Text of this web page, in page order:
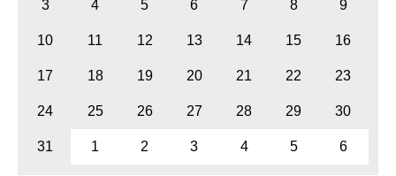
3 4 5 6 7 8 9
10 11 12 13 14 15 16
17 18 19 20 21 22 23
24 25 26 27 28 29 30
31 1 2 3 4 5 6